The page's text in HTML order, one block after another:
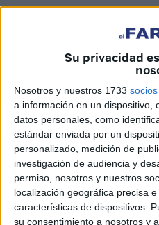
Su privacidad
Nosotros y nuestros 1733 socios
a información en un dispositivo,
datos personales, como
estándar enviada por un
personalizado, medición de
investigación de audiencia y
permiso, nosotros y nuestros
localización geográfica precisa
características de dispositivos.
su consentimiento a nosotros y
El nombre del
posiblemente también. Lo
a esa zona gris donde la
cuento se vuelve identidad.
1693: Por qué
Elplano más antiguo que
1693. Lo dibujaron